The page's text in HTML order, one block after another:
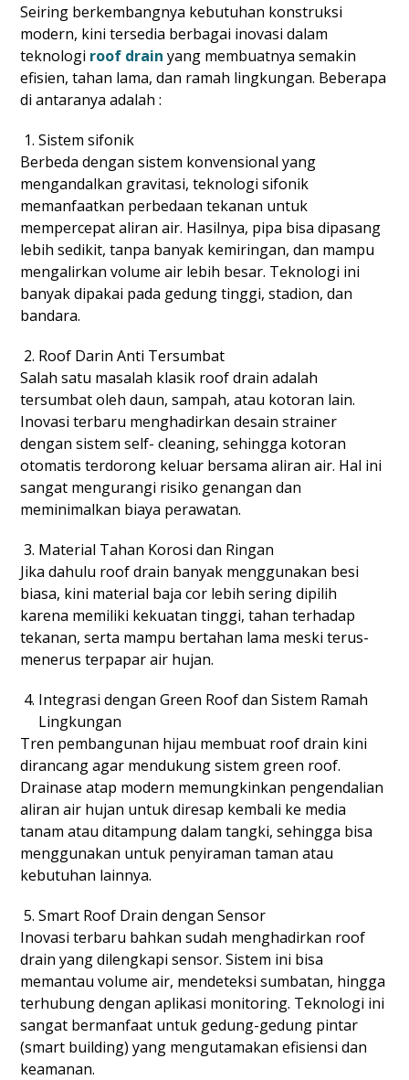
Seiring berkembangnya kebutuhan konstruksi
modern, kini tersedia berbagai inovasi dalam
teknologi roof drain yang membuatnya semakin
efisien, tahan lama, dan ramah lingkungan. Beberapa
di antaranya adalah :
Sistem sifonik
Berbeda dengan sistem konvensional yang
mengandalkan gravitasi, teknologi sifonik
memanfaatkan perbedaan tekanan untuk
mempercepat aliran air. Hasilnya, pipa bisa dipasang
lebih sedikit, tanpa banyak kemiringan, dan mampu
mengalirkan volume air lebih besar. Teknologi ini
banyak dipakai pada gedung tinggi, stadion, dan
bandara.
Roof Darin Anti Tersumbat
Salah satu masalah klasik roof drain adalah
tersumbat oleh daun, sampah, atau kotoran lain.
Inovasi terbaru menghadirkan desain strainer
dengan sistem self- cleaning, sehingga kotoran
otomatis terdorong keluar bersama aliran air. Hal ini
sangat mengurangi risiko genangan dan
meminimalkan biaya perawatan.
Material Tahan Korosi dan Ringan
Jika dahulu roof drain banyak menggunakan besi
biasa, kini material baja cor lebih sering dipilih
karena memiliki kekuatan tinggi, tahan terhadap
tekanan, serta mampu bertahan lama meski terus-
menerus terpapar air hujan.
Integrasi dengan Green Roof dan Sistem Ramah
Lingkungan
Tren pembangunan hijau membuat roof drain kini
dirancang agar mendukung sistem green roof.
Drainase atap modern memungkinkan pengendalian
aliran air hujan untuk diresap kembali ke media
tanam atau ditampung dalam tangki, sehingga bisa
menggunakan untuk penyiraman taman atau
kebutuhan lainnya.
Smart Roof Drain dengan Sensor
Inovasi terbaru bahkan sudah menghadirkan roof
drain yang dilengkapi sensor. Sistem ini bisa
memantau volume air, mendeteksi sumbatan, hingga
terhubung dengan aplikasi monitoring. Teknologi ini
sangat bermanfaat untuk gedung-gedung pintar
(smart building) yang mengutamakan efisiensi dan
keamanan.